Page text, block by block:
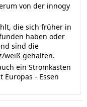
von der innogy
die sich früher in
haben oder
sind die
weiß gehalten.
ein Stromkasten
- Essen